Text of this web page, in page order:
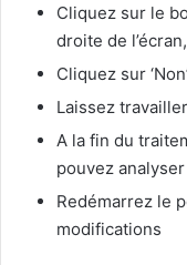
Cliquez sur le
droite de l’écran,
Cliquez sur
Laissez
A la fin du
pouvez
Redémarrez le
modifications